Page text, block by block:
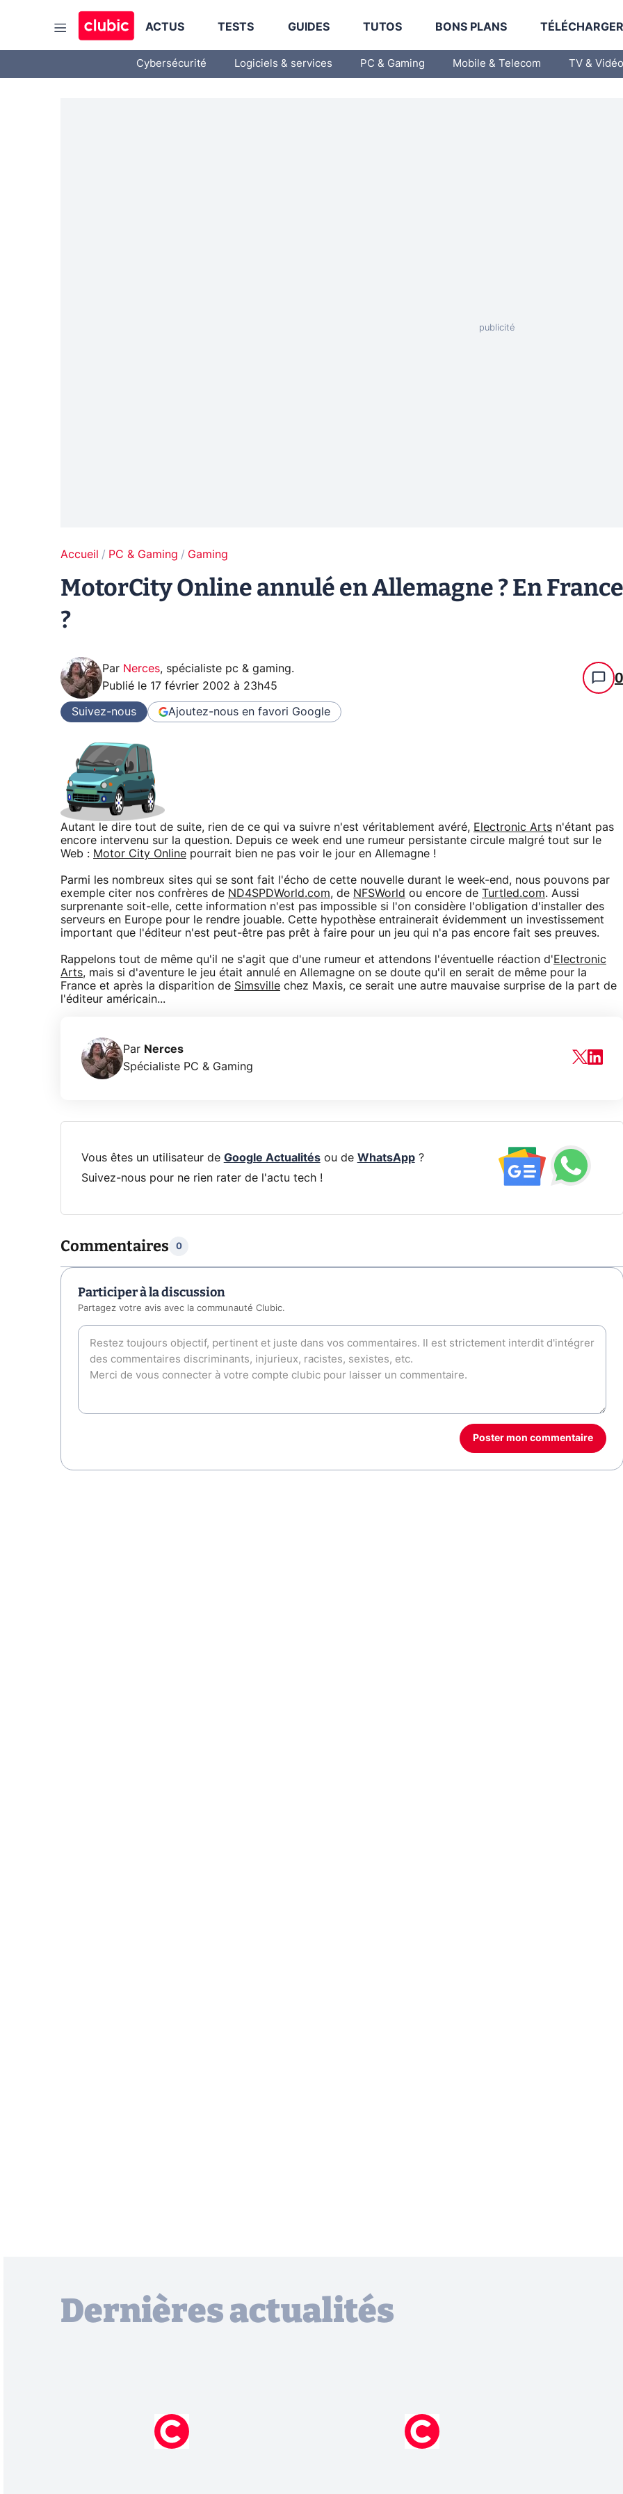
ACTUS TESTS GUIDES TUTOS BONS PLANS
Cybersécurité Logiciels & services PC & Gaming Mobile & Telecom TV & Vidéo
Accueil PC & Gaming Gaming
MotorCity Online annulé en Allemagne ? En France
?
Par Nerces, spécialiste pc & gaming.
Publié le 17 février 2002 à 23h45 0
Suivez-nous Ajoutez-nous en favori Google
Autant le dire tout de suite, rien de ce qui va suivre n'est véritablement avéré, Electronic Arts n'étant pas
encore intervenu sur la question. Depuis ce week end une rumeur persistante circule malgré tout sur le
Web : Motor City Online pourrait bien ne pas voir le jour en Allemagne !
Parmi les nombreux sites qui se sont fait l'écho de cette nouvelle durant le week-end, nous pouvons par
exemple citer nos confrères de ND4SPDWorld.com, de NFSWorld ou encore de Turtled.com. Aussi
surprenante soit-elle, cette information n'est pas impossible si l'on considère l'obligation d'installer des
serveurs en Europe pour le rendre jouable. Cette hypothèse entrainerait évidemment un investissement
important que l'éditeur n'est peut-être pas prêt à faire pour un jeu qui n'a pas encore fait ses preuves.
Rappelons tout de même qu'il ne s'agit que d'une rumeur et attendons l'éventuelle réaction d'Electronic
Arts, mais si d'aventure le jeu était annulé en Allemagne on se doute qu'il en serait de même pour la
France et après la disparition de Simsville chez Maxis, ce serait une autre mauvaise surprise de la part de
l'éditeur américain...
Par Nerces
Spécialiste PC & Gaming
Vous êtes un utilisateur de Google Actualitésou de WhatsApp?
Suivez-nous pour ne rien rater de l'actu tech !
Commentaires 0
Participer à la discussion
Partagez votre avis avec la communauté Clubic.
Poster mon commentaire
Dernières actualités